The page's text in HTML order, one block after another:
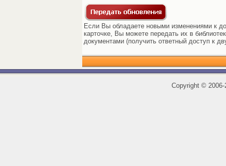
Если Вы обладаете новыми изменениями к
карточке, Вы можете передать их в
документами (получить ответный доступ к
Copyright ©